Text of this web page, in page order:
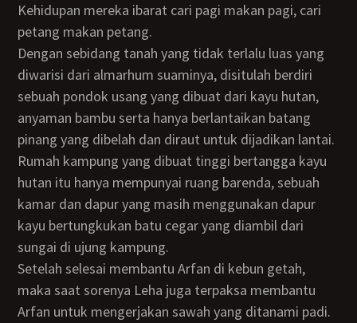
Kehidupan mereka ibarat cari pagi makan pagi, cari
petang makan petang.
Dengan sebidang tanah yang tidak terlalu luas yang
diwarisi dari almarhum suaminya, disitulah berdiri
sebuah pondok usang yang dibuat dari kayu hutan,
anyaman bambu serta hanya berlantaikan batang
pinang yang dibelah dan diraut untuk dijadikan lantai.
Rumah kampung yang dibuat tinggi bertangga kayu
hutan itu hanya mempunyai ruang barenda, sebuah
kamar dan dapur yang masih menggunakan dapur
kayu bertungkukan batu cegar yang diambil dari
sungai di ujung kampung.
Setelah selesai membantu Arfan di kebun getah,
maka saat sorenya Leha juga terpaksa membantu
Arfan untuk mengerjakan sawah yang ditanami padi.